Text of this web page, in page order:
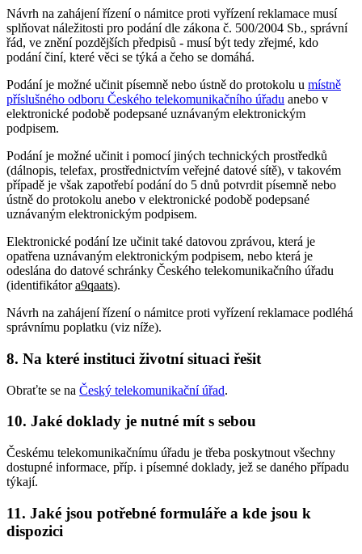
Návrh na zahájení řízení o námitce proti vyřízení reklamace musí
splňovat náležitosti pro podání dle zákona č. 500/2004 Sb., správní
řád, ve znění pozdějších předpisů - musí být tedy zřejmé, kdo
podání činí, které věci se týká a čeho se domáhá.
Podání je možné učinit písemně nebo ústně do protokolu u místně
příslušného odboru Českého telekomunikačního úřadu anebo v
elektronické podobě podepsané uznávaným elektronickým
podpisem.
Podání je možné učinit i pomocí jiných technických prostředků
(dálnopis, telefax, prostřednictvím veřejné datové sítě), v takovém
případě je však zapotřebí podání do 5 dnů potvrdit písemně nebo
ústně do protokolu anebo v elektronické podobě podepsané
uznávaným elektronickým podpisem.
Elektronické podání lze učinit také datovou zprávou, která je
opatřena uznávaným elektronickým podpisem, nebo která je
odeslána do datové schránky Českého telekomunikačního úřadu
(identifikátora9qaats).
Návrh na zahájení řízení o námitce proti vyřízení reklamace podléhá
správnímu poplatku (viz níže).
8. Na které instituci životní situaci řešit
Obraťte se na Český telekomunikační úřad.
10. Jaké doklady je nutné mít s sebou
Českému telekomunikačnímu úřadu je třeba poskytnout všechny
dostupné informace, příp. i písemné doklady, jež se daného případu
týkají.
11. Jaké jsou potřebné formuláře a kde jsou k
dispozici